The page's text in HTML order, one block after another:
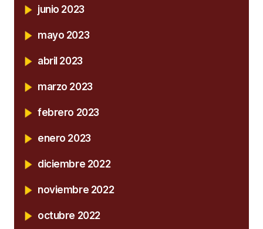
junio 2023
mayo 2023
abril 2023
marzo 2023
febrero 2023
enero 2023
diciembre 2022
noviembre 2022
octubre 2022